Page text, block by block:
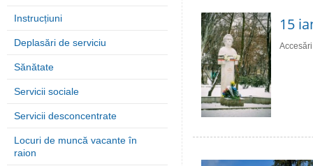
Instrucțiuni
Deplasări de serviciu
Sănătate
Servicii sociale
Servicii desconcentrate
Locuri de muncă vacante în
raion
15